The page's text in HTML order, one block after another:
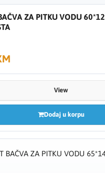
ZA PITKU VODU
View
Dodaj u korpu